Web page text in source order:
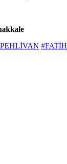
#FATİH